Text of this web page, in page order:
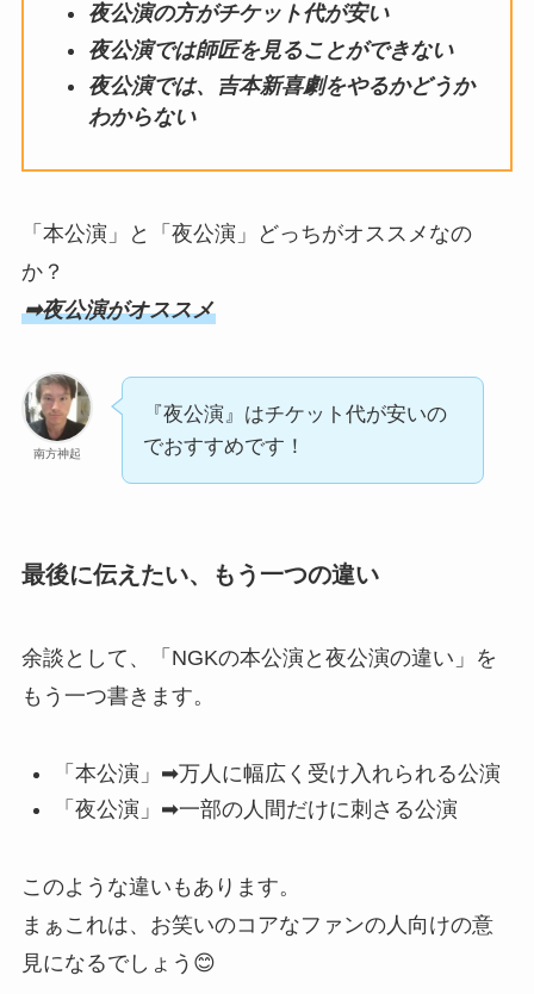
夜公演の方がチケット代が安い
夜公演では師匠を見ることができない
夜公演では、吉本新喜劇をやるかどうか
わからない
「本公演」と「夜公演」どっちがオススメなの
か？
➡︎夜公演がオススメ
南方神起
『夜公演』はチケット代が安いの
でおすすめです！
最後に伝えたい、もう一つの違い
余談として、「NGKの本公演と夜公演の違い」を
もう一つ書きます。
「本公演」➡︎万人に幅広く受け入れられる公演
「夜公演」➡︎一部の人間だけに刺さる公演
このような違いもあります。
まぁこれは、お笑いのコアなファンの人向けの意
見になるでしょう😊